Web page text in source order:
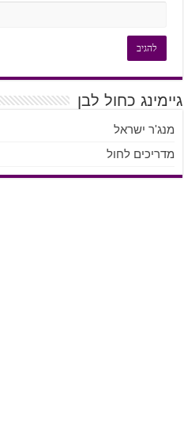
גיימינג כחול לבן
מנג'ר ישראל
מדריכים לחול